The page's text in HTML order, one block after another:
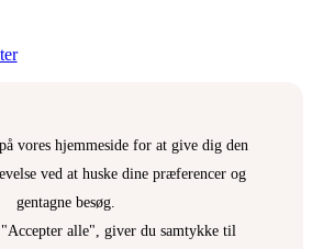
vores hjemmeside for at give dig den
ved at huske dine præferencer og
gentagne besøg.
alle", giver du samtykke til